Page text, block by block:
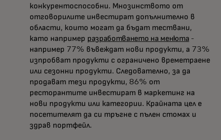
конкурентоспособни. Мнозинството от
отговорилите инвестират допълнително в
области, които могат да бъдат тествани,
като например разработването на менюта -
например 77% въвеждат нови продукти, а 73%
изпробват продукти с ограничено времетраене
или сезонни продукти. Следователно, за да
продават тези продукти, 86% от
ресторантите инвестират в маркетинг на
нови продукти или категории. Крайната цел е
посетителят да си тръгне с пълен стомах и
здрав портфейл.